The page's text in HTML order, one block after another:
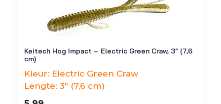
Keitech Hog Impact – Electric Green Craw, 3″ (7,6
cm)
Kleur: Electric Green Craw
Lengte: 3" (7,6 cm)